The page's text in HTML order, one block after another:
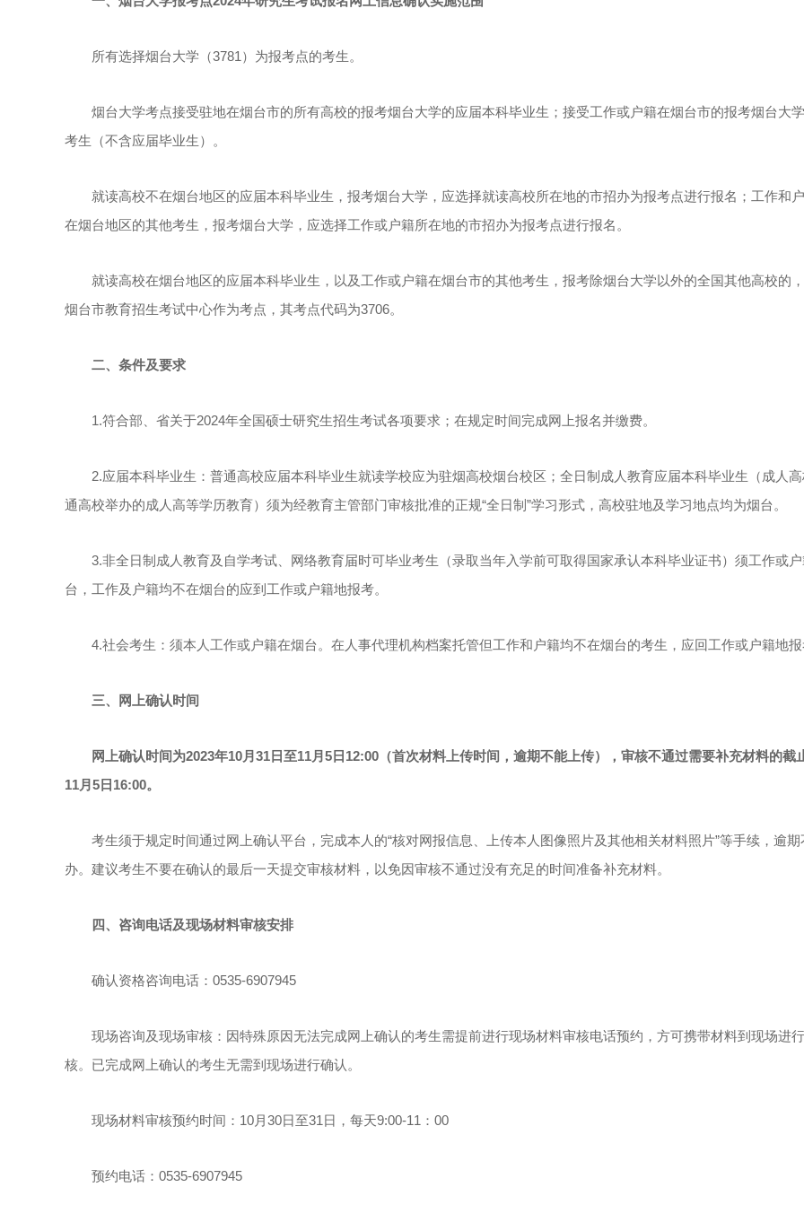
所有选择烟台大学（3781）为报考点的考生。
烟台大学考点接受驻地在烟台市的所有高校的报考烟台大学的应届本科毕业生；接受工作或户籍在烟台市的报考烟台大
考生（不含应届毕业生）。
就读高校不在烟台地区的应届本科毕业生，报考烟台大学，应选择就读高校所在地的市招办为报考点进行报名；工作和
在烟台地区的其他考生，报考烟台大学，应选择工作或户籍所在地的市招办为报考点进行报名。
就读高校在烟台地区的应届本科毕业生，以及工作或户籍在烟台市的其他考生，报考除烟台大学以外的全国其他高校的
烟台市教育招生考试中心作为考点，其考点代码为3706。
二、条件及要求
1.符合部、省关于2024年全国硕士研究生招生考试各项要求；在规定时间完成网上报名并缴费。
2.应届本科毕业生：普通高校应届本科毕业生就读学校应为驻烟高校烟台校区；全日制成人教育应届本科毕业生（成人
通高校举办的成人高等学历教育）须为经教育主管部门审核批准的正规“全日制”学习形式，高校驻地及学习地点均为烟台。
3.非全日制成人教育及自学考试、网络教育届时可毕业考生（录取当年入学前可取得国家承认本科毕业证书）须工作或
台，工作及户籍均不在烟台的应到工作或户籍地报考。
4.社会考生：须本人工作或户籍在烟台。在人事代理机构档案托管但工作和户籍均不在烟台的考生，应回工作或户籍地
三、网上确认时间
网上确认时间为2023年10月31日至11月5日12:00（首次材料上传时间，逾期不能上传），审核不通过需要补充材料的截
11月5日16:00。
考生须于规定时间通过网上确认平台，完成本人的“核对网报信息、上传本人图像照片及其他相关材料照片”等手续，逾期
办。建议考生不要在确认的最后一天提交审核材料，以免因审核不通过没有充足的时间准备补充材料。
四、咨询电话及现场材料审核安排
确认资格咨询电话：0535-6907945
现场咨询及现场审核：因特殊原因无法完成网上确认的考生需提前进行现场材料审核电话预约，方可携带材料到现场进
核。已完成网上确认的考生无需到现场进行确认。
现场材料审核预约时间：10月30日至31日，每天9:00-11：00
预约电话：0535-6907945